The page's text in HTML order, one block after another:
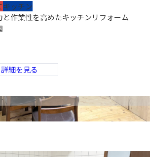
キッチン
と作業性を高めたキッチンリフォーム
詳細を見る